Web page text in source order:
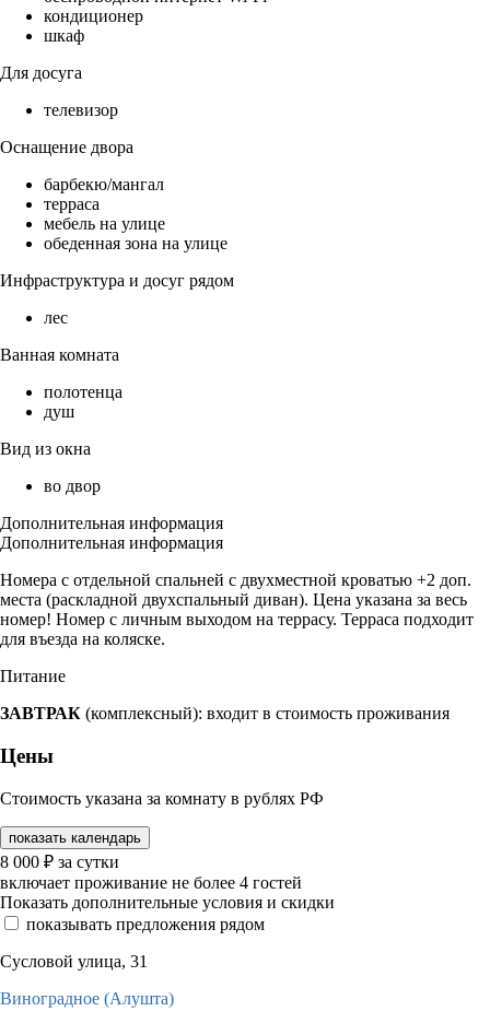
кондиционер
шкаф
Для досуга
телевизор
Оснащение двора
барбекю/мангал
терраса
мебель на улице
обеденная зона на улице
Инфраструктура и досуг рядом
лес
Ванная комната
полотенца
душ
Вид из окна
во двор
Дополнительная информация
Дополнительная информация
Номера с отдельной спальней с двухместной кроватью +2 доп.
места (раскладной двухспальный диван). Цена указана за весь
номер! Номер с личным выходом на террасу. Терраса подходит
для въезда на коляске.
Питание
ЗАВТРАК (комплексный): входит в стоимость проживания
Цены
Стоимость указана за комнату в рублях РФ
показать календарь
8 000 ₽ за сутки
включает проживание не более 4 гостей
Показать дополнительные условия и скидки
показывать предложения рядом
Сусловой улица, 31
Виноградное (Алушта)